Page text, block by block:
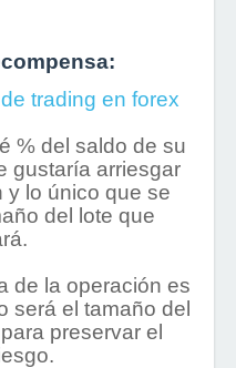
trading en forex
% del saldo de su
gustaría arriesgar
y lo único que se
del lote que
de la operación es
será el tamaño del
preservar el